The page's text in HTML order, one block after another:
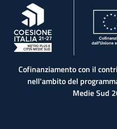
, apre in una nuova scheda
Cofinanziamento con il
nell'ambito del
Medie Sud